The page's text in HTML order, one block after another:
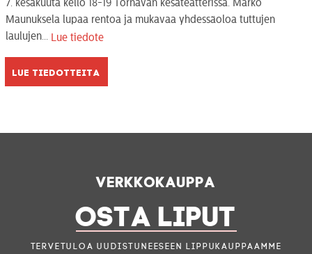
7. kesäkuuta kello 18-19 Törnävän kesäteatterissa. Marko
Maunuksela lupaa rentoa ja mukavaa yhdessäoloa tuttujen
laulujen...
Lue tiedote
Lue tiedotteita
Verkkokauppa
OSTA LIPUT
Tervetuloa uudistuneeseen lippukauppaamme